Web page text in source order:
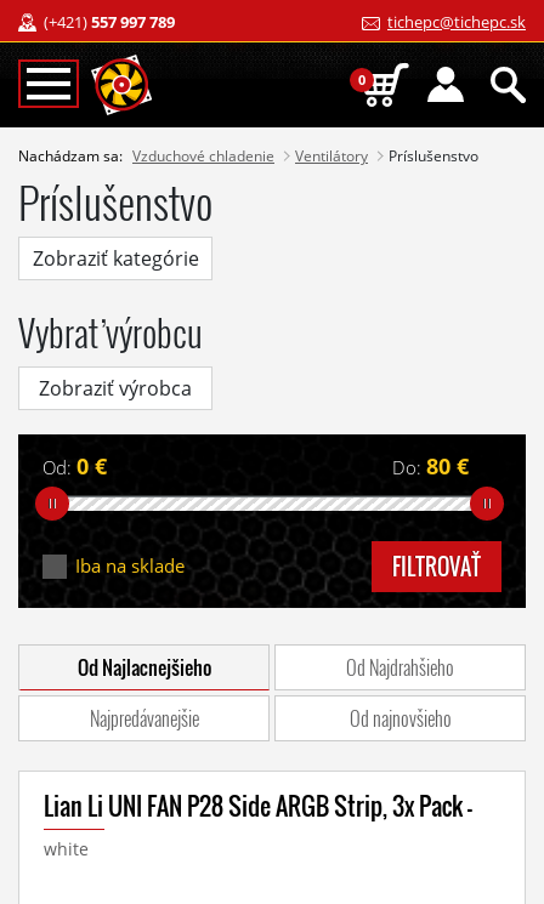
(+421)557 997 789 tichepc@tichepc.sk
0
Nachádzam sa: Vzduchové chladenie Ventilátory Príslušenstvo
Príslušenstvo
Zobraziť kategórie
Vybrať výrobcu
Zobraziť výrobca
Od: 0 € Do: 80 €
Iba na sklade FILTROVAŤ
Od Najlacnejšieho
Od Najdrahšieho
Najpredávanejšie
Od najnovšieho
Lian Li UNI FAN P28 Side ARGB Strip, 3x Pack -
white